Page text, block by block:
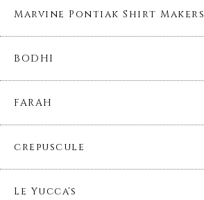
Marvine Pontiak Shirt Makers
BODHI
FARAH
crepuscule
Le Yucca's